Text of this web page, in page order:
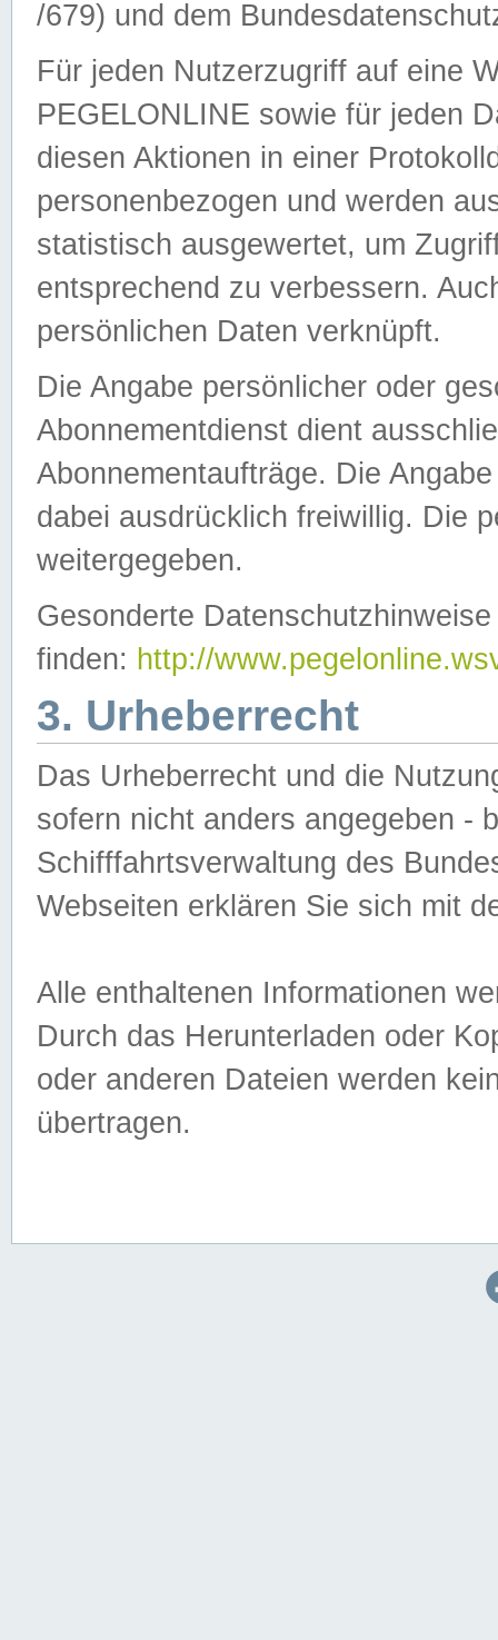
/679) und dem
Für jeden Nutzerzugriff auf eine
PEGELONLINE sowie für jeden
diesen Aktionen in einer
personenbezogen und werden
statistisch ausgewertet, um
entsprechend zu verbessern.
persönlichen Daten verknüpft.
Die Angabe persönlicher oder
Abonnementdienst dient
Abonnementaufträge. Die
dabei ausdrücklich freiwillig. Die
weitergegeben.
Gesonderte
finden: http://
3. Urheberrecht
Das Urheberrecht und die
sofern nicht anders angegeben -
Schifffahrtsverwaltung des
Webseiten erklären Sie sich mit
Alle enthaltenen Informationen
Durch das Herunterladen oder
oder anderen Dateien werden
übertragen.